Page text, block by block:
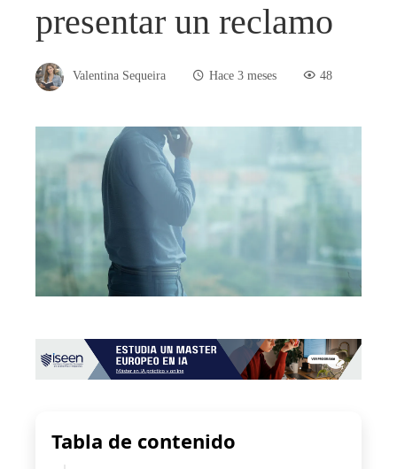
presentar un reclamo
Valentina Sequeira Hace 3 meses 48
Tabla de contenido